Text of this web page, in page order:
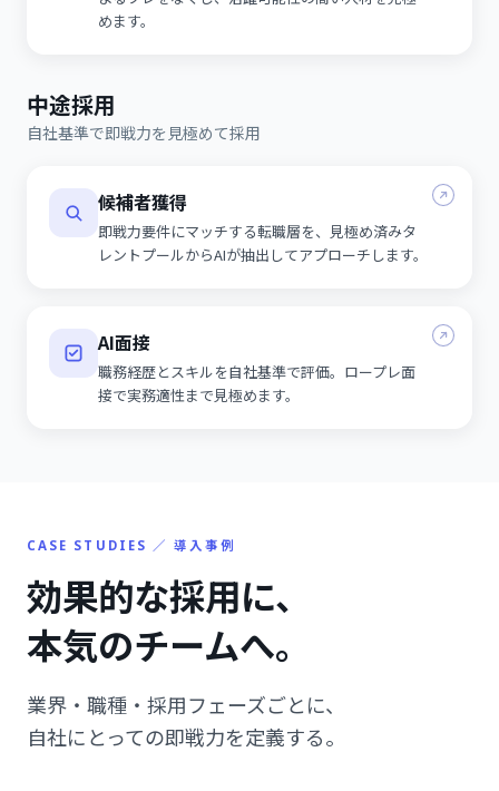
めます。
中途採用
自社基準で即戦力を見極めて採用
候補者獲得
即戦力要件にマッチする転職層を、見極め済みタ
レントプールからAIが抽出してアプローチします。
AI面接
職務経歴とスキルを自社基準で評価。ロープレ面
接で実務適性まで見極めます。
CASE STUDIES ／ 導入事例
効果的な採用に、
本気のチームへ。
業界・職種・採用フェーズごとに、
自社にとっての即戦力を定義する。